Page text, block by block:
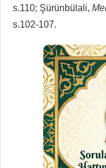
s.110; Şürünbülali,
s.102-107.